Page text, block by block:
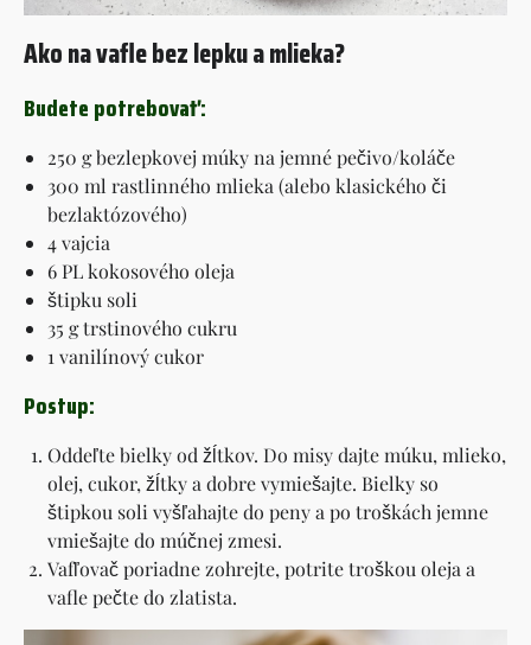
Ako na vafle bez lepku a mlieka?
Budete potrebovať:
250 g bezlepkovej múky na jemné pečivo/koláče
300 ml rastlinného mlieka (alebo klasického či
bezlaktózového)
4 vajcia
6 PL kokosového oleja
štipku soli
35 g trstinového cukru
1 vanilínový cukor
Postup:
Oddeľte bielky od žĺtkov. Do misy dajte múku, mlieko,
olej, cukor, žĺtky a dobre vymiešajte. Bielky so
štipkou soli vyšľahajte do peny a po troškách jemne
vmiešajte do múčnej zmesi.
Vafľovač poriadne zohrejte, potrite troškou oleja a
vafle pečte do zlatista.